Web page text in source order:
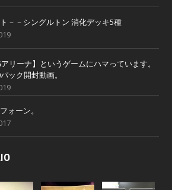
－－シングルトン 消化デッキ5種
リーナ】というゲームにハマっています。
ック開封動画。
ォーン。